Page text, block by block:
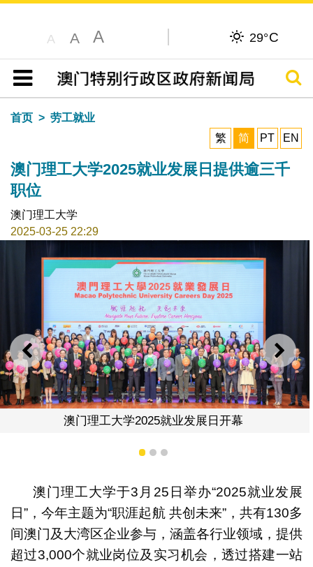
A A A 29°C
目录
搜寻
首页
劳工就业
繁
简 PT EN
澳门理工大学2025就业发展日提供逾三千
职位
澳门理工大学
2025-03-25 22:29
上一则 下一
参展机构为大学生提供就业
1 2 3
澳门理工大学于3月25日举办“2025就业发展
日”，今年主题为“职涯起航 共创未来”，共有130多
间澳门及大湾区企业参与，涵盖各行业领域，提供
超过3,000个就业岗位及实习机会，透过搭建一站